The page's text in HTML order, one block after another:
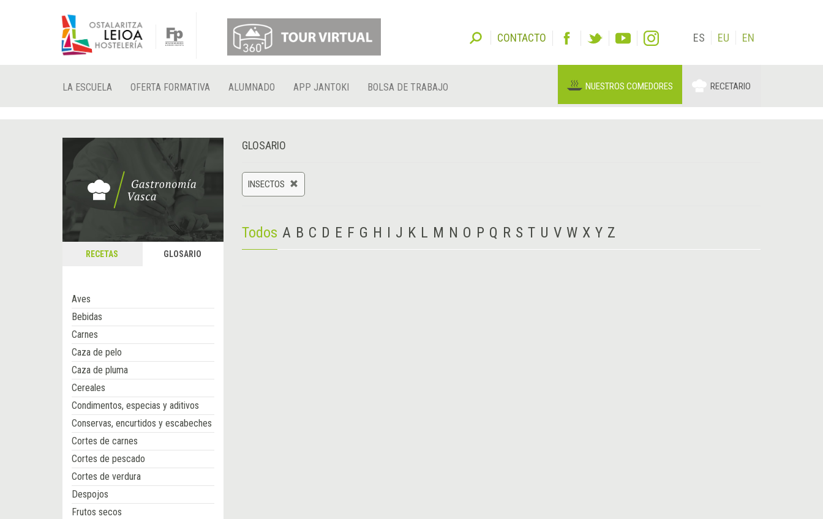
CONTACTO ES EU EN
LA ESCUELA OFERTA FORMATIVA ALUMNADO APP JANTOKI BOLSA DE TRABAJO NUESTROS COMEDORES RECETARIO
RECETAS GLOSARIO
Aves
Bebidas
Carnes
Caza de pelo
Caza de pluma
Cereales
Condimentos, especias y aditivos
Conservas, encurtidos y escabeches
Cortes de carnes
Cortes de pescado
Cortes de verdura
Despojos
Frutos secos
GLOSARIO
INSECTOS
Todos A B C D E F G H I J K L M N O P Q R S T U V W X Y Z